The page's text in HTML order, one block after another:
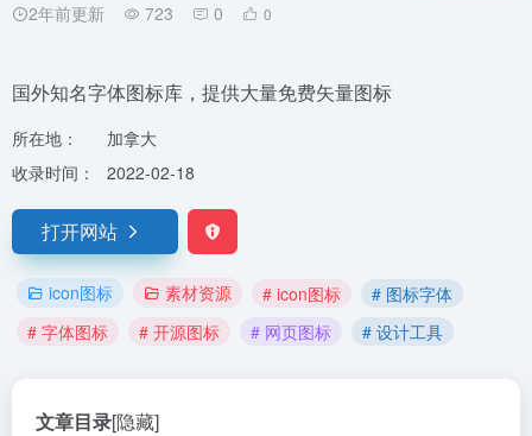
2年前更新 723 0 0
国外知名字体图标库，提供大量免费矢量图标
所在地：
加拿大
收录时间：
2022-02-18
打开网站
icon图标 素材资源 # icon图标
# 图标字体
# 字体图标
# 开源图标 # 网页图标 # 设计工具
文章目录[隐藏]